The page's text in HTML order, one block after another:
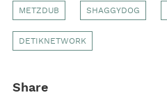
METZDUB SHAGGYDOG
DETIKNETWORK
Share